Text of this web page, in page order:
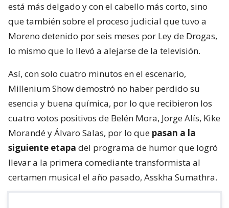
está más delgado y con el cabello más corto, sino
que también sobre el proceso judicial que tuvo a
Moreno detenido por seis meses por Ley de Drogas,
lo mismo que lo llevó a alejarse de la televisión.
Así, con solo cuatro minutos en el escenario,
Millenium Show demostró no haber perdido su
esencia y buena química, por lo que recibieron los
cuatro votos positivos de Belén Mora, Jorge Alís, Kike
Morandé y Álvaro Salas, por lo que pasan a la
siguiente etapa del programa de humor que logró
llevar a la primera comediante transformista al
certamen musical el año pasado, Asskha Sumathra.